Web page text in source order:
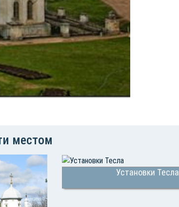
местом
Установки Тесла